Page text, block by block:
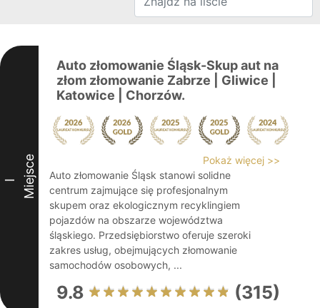
I Miejsce
Auto złomowanie Śląsk-Skup aut na
złom złomowanie Zabrze | Gliwice |
Katowice | Chorzów.
Pokaż więcej >>
Auto złomowanie Śląsk stanowi solidne
centrum zajmujące się profesjonalnym
skupem oraz ekologicznym recyklingiem
pojazdów na obszarze województwa
śląskiego. Przedsiębiorstwo oferuje szeroki
zakres usług, obejmujących złomowanie
samochodów osobowych, ...
9.8 (315)